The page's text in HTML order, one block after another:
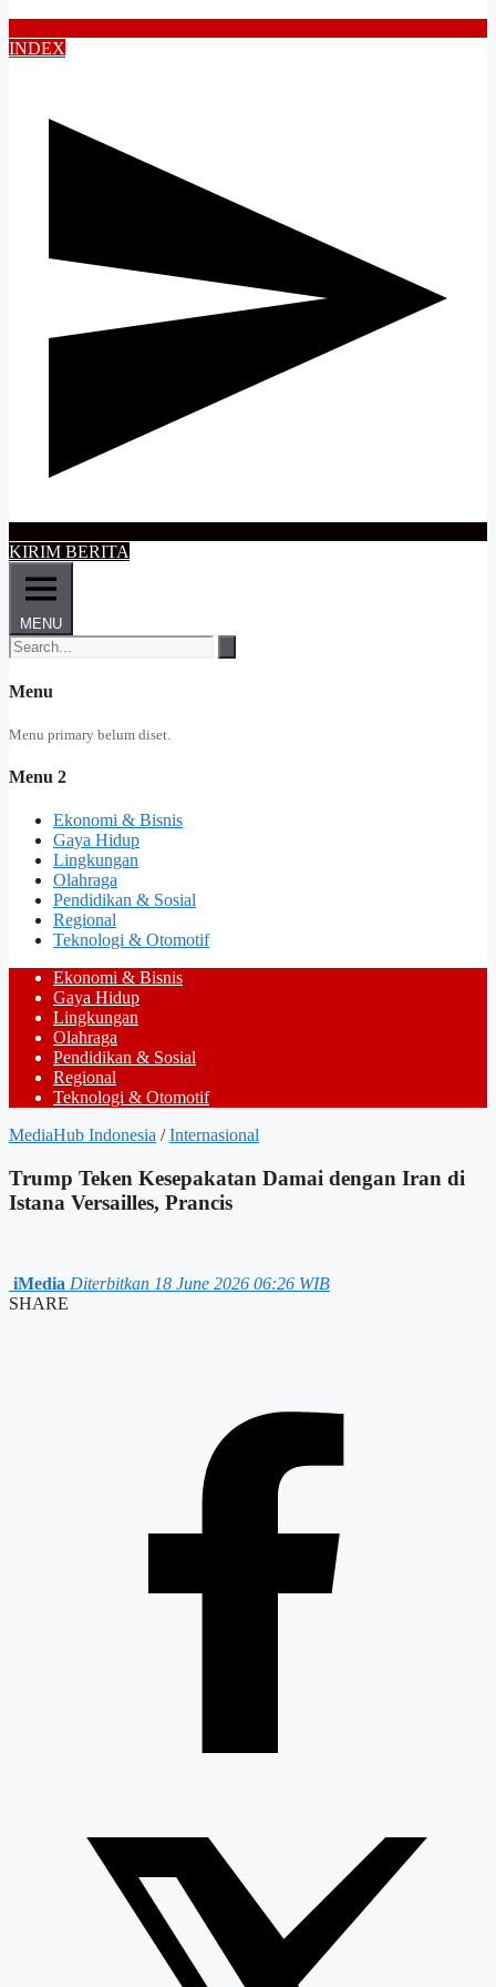
INDEX
KIRIM BERITA
MENU
Menu
Menu primary belum diset.
Menu 2
Ekonomi & Bisnis
Gaya Hidup
Lingkungan
Olahraga
Pendidikan & Sosial
Regional
Teknologi & Otomotif
Ekonomi & Bisnis
Gaya Hidup
Lingkungan
Olahraga
Pendidikan & Sosial
Regional
Teknologi & Otomotif
MediaHub Indonesia / Internasional
Trump Teken Kesepakatan Damai dengan Iran di
Istana Versailles, Prancis
iMedia Diterbitkan 18 June 2026 06:26 WIB
SHARE